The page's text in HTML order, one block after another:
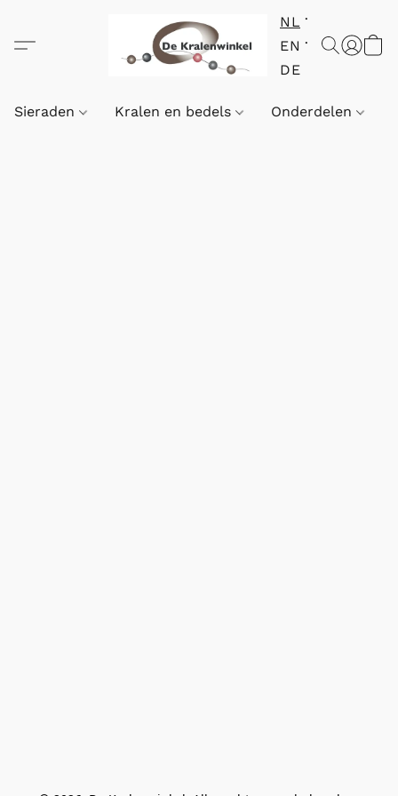
NL
EN
DE
Sieraden Kralen en bedels Onderdelen